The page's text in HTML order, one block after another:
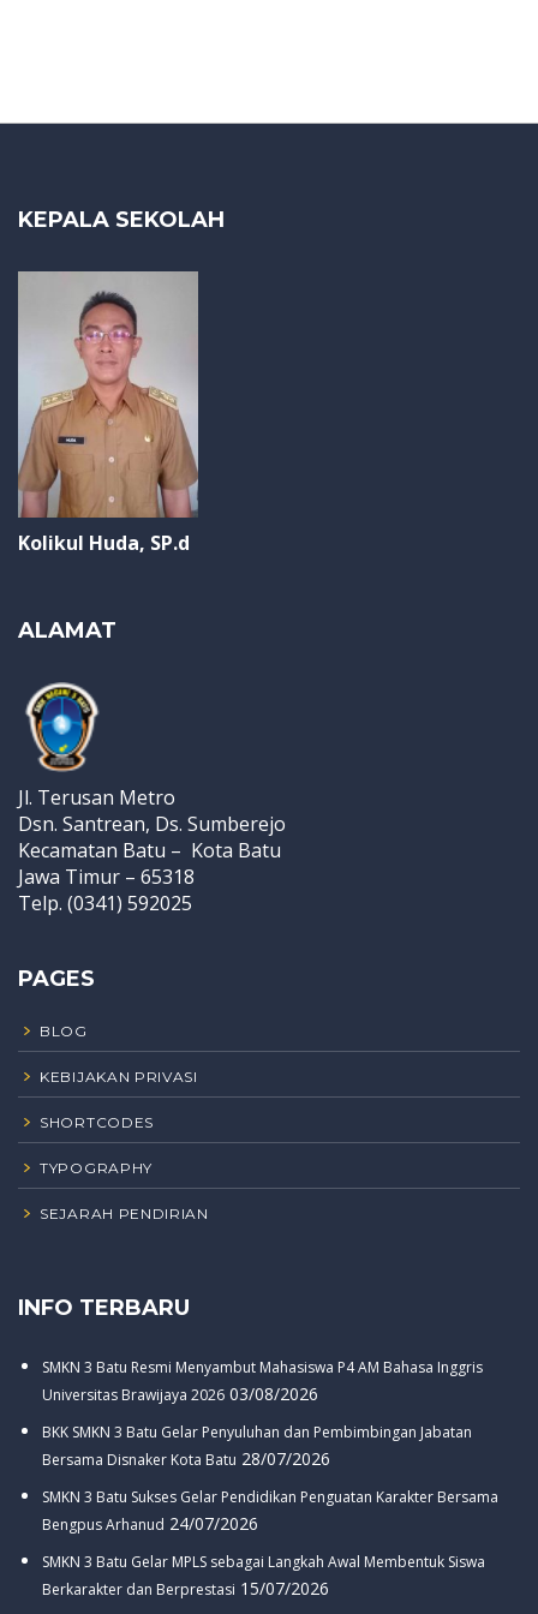
KEPALA SEKOLAH
Kolikul Huda, SP.d
ALAMAT
Jl. Terusan Metro
Dsn. Santrean, Ds. Sumberejo
Kecamatan Batu – Kota Batu
Jawa Timur – 65318
Telp. (0341) 592025
PAGES
BLOG
KEBIJAKAN PRIVASI
SHORTCODES
TYPOGRAPHY
SEJARAH PENDIRIAN
INFO TERBARU
SMKN 3 Batu Resmi Menyambut Mahasiswa P4 AM Bahasa Inggris
Universitas Brawijaya 2026 03/08/2026
BKK SMKN 3 Batu Gelar Penyuluhan dan Pembimbingan Jabatan
Bersama Disnaker Kota Batu 28/07/2026
SMKN 3 Batu Sukses Gelar Pendidikan Penguatan Karakter Bersama
Bengpus Arhanud 24/07/2026
SMKN 3 Batu Gelar MPLS sebagai Langkah Awal Membentuk Siswa
Berkarakter dan Berprestasi 15/07/2026